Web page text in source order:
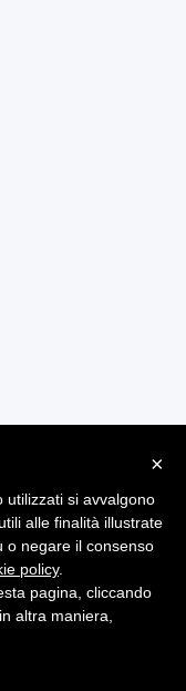
×
utilizzati si avvalgono
alle finalità illustrate
o negare il consenso
policy.
pagina, cliccando
altra maniera,